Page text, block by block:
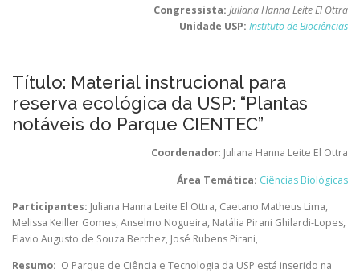
Congressista: Juliana Hanna Leite El Ottra
Unidade USP: Instituto de Biociências
Título: Material instrucional para
reserva ecológica da USP: “Plantas
notáveis do Parque CIENTEC”
Coordenador: Juliana Hanna Leite El Ottra
Área Temática: Ciências Biológicas
Participantes: Juliana Hanna Leite El Ottra, Caetano Matheus Lima,
Melissa Keiller Gomes, Anselmo Nogueira, Natália Pirani Ghilardi-Lopes,
Flavio Augusto de Souza Berchez, José Rubens Pirani,
Resumo: O Parque de Ciência e Tecnologia da USP está inserido na